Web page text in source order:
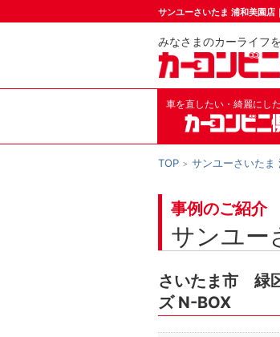
サンユーさいたま 浦和美園店
みなさまのカーライフ
車を直したい・綺麗にし
TOP サンユーさいたま
事例のご紹介
サンユー
さいたま市
ズ N-BOX